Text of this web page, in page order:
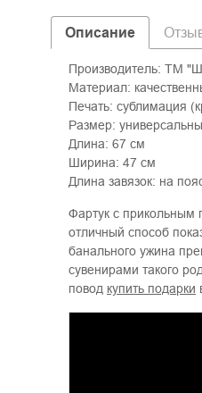
Описание
Производитель: ТМ
Материал:
Печать: сублимация
Размер:
Длина: 67 см
Ширина: 47 см
Длина завязок: на
Фартук с прикольным
отличный способ
банального ужина
сувенирами такого
повод купить подарки